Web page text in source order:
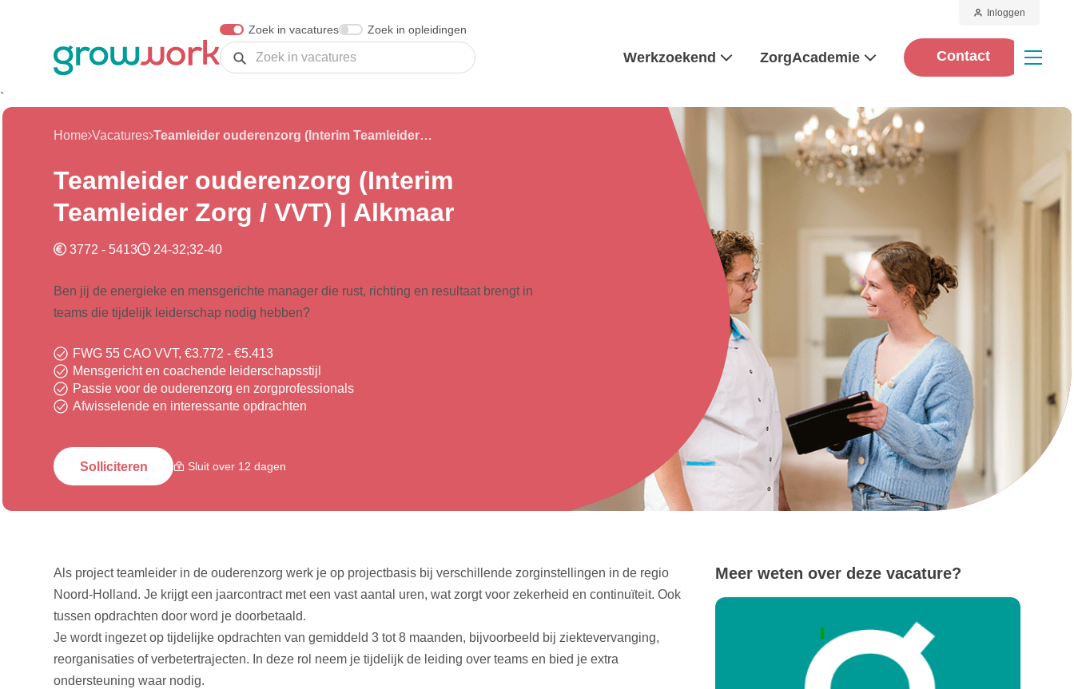
Zoeken
Zoek in vacatures Zoek in opleidingen
Werkzoekend ZorgAcademie Contact
Inloggen
`
Home Vacatures Teamleider ouderenzorg (Interim Teamleider Zorg / VVT) | Alkmaar
Teamleider ouderenzorg (Interim
Teamleider Zorg / VVT) | Alkmaar
3772 - 5413 24-32;32-40
Ben jij de energieke en mensgerichte manager die rust, richting en resultaat brengt in
teams die tijdelijk leiderschap nodig hebben?
FWG 55 CAO VVT, €3.772 - €5.413
Mensgericht en coachende leiderschapsstijl
Passie voor de ouderenzorg en zorgprofessionals
Afwisselende en interessante opdrachten
Solliciteren Sluit over 12 dagen
Als project teamleider in de ouderenzorg werk je op projectbasis bij verschillende zorginstellingen in de regio
Noord-Holland. Je krijgt een jaarcontract met een vast aantal uren, wat zorgt voor zekerheid en continuïteit. Ook
tussen opdrachten door word je doorbetaald.
Je wordt ingezet op tijdelijke opdrachten van gemiddeld 3 tot 8 maanden, bijvoorbeeld bij ziektevervanging,
reorganisaties of verbetertrajecten. In deze rol neem je tijdelijk de leiding over teams en bied je extra
ondersteuning waar nodig.
Meer weten over deze vacature?